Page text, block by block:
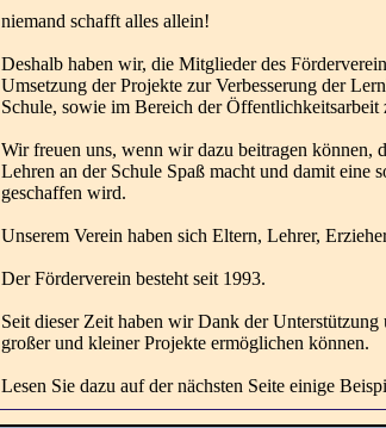
niemand schafft alles allein!
Deshalb haben wir, die Mitglieder des
Umsetzung der Projekte zur Verbesserung der
Schule, sowie im Bereich der Öffentlichkeitsarbeit
Wir freuen uns, wenn wir dazu beitragen können,
Lehren an der Schule Spaß macht und damit
geschaffen wird.
Unserem Verein haben sich Eltern, Lehrer,
Der Förderverein besteht seit 1993.
Seit dieser Zeit haben wir Dank der
großer und kleiner Projekte ermöglichen können.
Lesen Sie dazu auf der nächsten Seite einige